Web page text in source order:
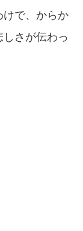
けで、からか
さが伝わっ